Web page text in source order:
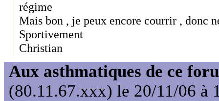
régime
Mais bon , je peux encore courrir , donc
Sportivement
Christian
Aux asthmatiques de ce
(80.11.67.xxx) le 20/11/06 à